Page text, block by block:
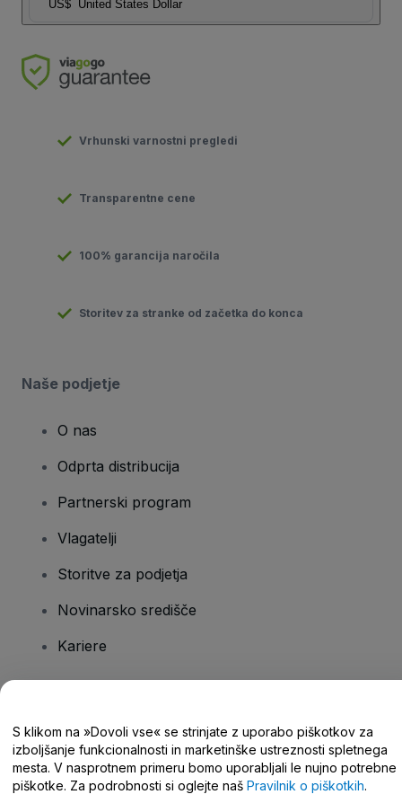
US$ United States Dollar
Vrhunski varnostni pregledi
Transparentne cene
100% garancija naročila
Storitev za stranke od začetka do konca
Naše podjetje
O nas
Odprta distribucija
Partnerski program
Vlagatelji
Storitve za podjetja
Novinarsko središče
Kariere
Središče za pomoč/stik z nami
S klikom na »Dovoli vse« se strinjate z uporabo piškotkov za
izboljšanje funkcionalnosti in marketinške ustreznosti spletnega
mesta. V nasprotnem primeru bomo uporabljali le nujno potrebne
piškotke. Za podrobnosti si oglejte naš Pravilnik o piškotkih.